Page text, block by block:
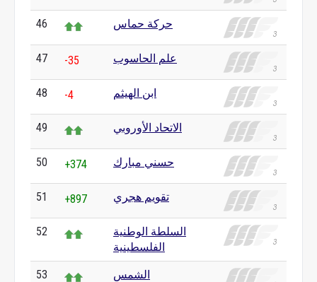
46 حركة حماس
47 -35 علم الحاسوب
48 -4 ابن الهيثم
49 الاتحاد الأوروبي
50 +374 حسني مبارك
51 +897 تقويم هجري
52
السلطة الوطنية
الفلسطينية
53 الشمس